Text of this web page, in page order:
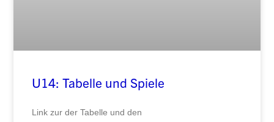
U14: Tabelle und Spiele
Link zur der Tabelle und den